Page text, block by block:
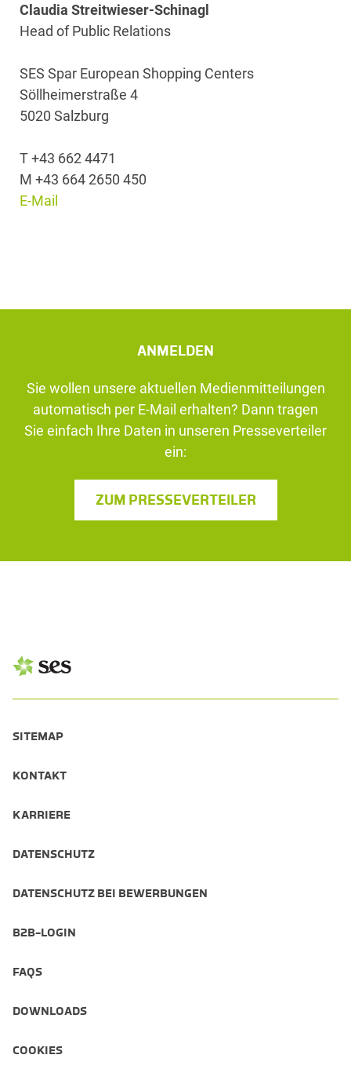
Claudia Streitwieser-Schinagl
Head of Public Relations
SES Spar European Shopping Centers
Söllheimerstraße 4
5020 Salzburg
T +43 662 4471
M +43 664 2650 450
E-Mail
ANMELDEN
Sie wollen unsere aktuellen Medienmitteilungen
automatisch per E-Mail erhalten? Dann tragen
Sie einfach Ihre Daten in unseren Presseverteiler
ein:
ZUM PRESSEVERTEILER
SITEMAP
KONTAKT
KARRIERE
DATENSCHUTZ
DATENSCHUTZ BEI BEWERBUNGEN
B2B-LOGIN
FAQS
DOWNLOADS
COOKIES